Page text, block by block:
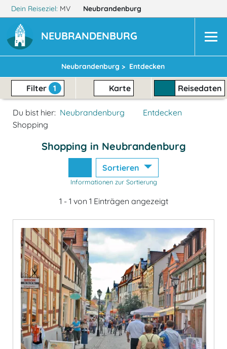
Dein Reiseziel: MV Neubrandenburg
NEUBRANDENBURG
Neubrandenburg > Entdecken
Filter 1 Karte Reisedaten
Du bist hier: Neubrandenburg
Entdecken
Shopping
Shopping in Neubrandenburg
Sortieren
Informationen zur Sortierung
1 - 1 von 1 Einträgen angezeigt